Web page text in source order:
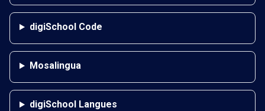
digiSchool Code
Mosalingua
digiSchool Langues